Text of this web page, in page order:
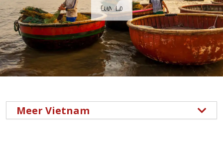
Cua Lo
Meer Vietnam